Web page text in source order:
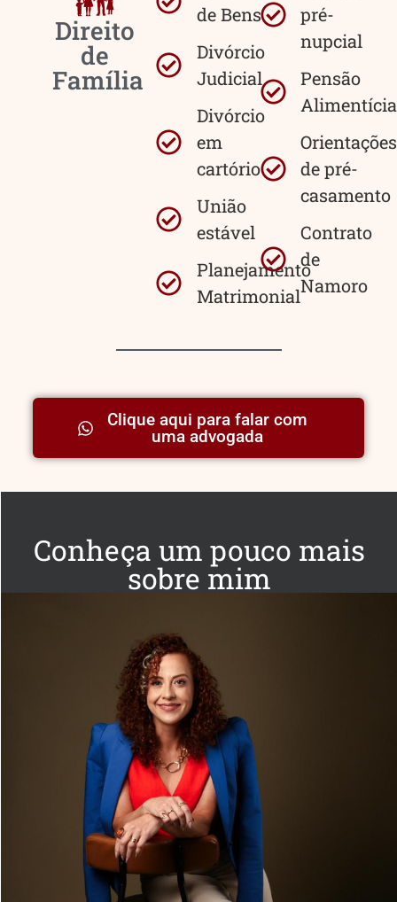
Direito
de
Família
de Bens
Divórcio
Judicial
Divórcio
em
cartório
União
estável
Planejamento
Matrimonial
pré-
nupcial
Pensão
Alimentícia
Orientações
de pré-
casamento
Contrato
de
Namoro
Clique aqui para falar com
uma advogada
Conheça um pouco mais
sobre mim